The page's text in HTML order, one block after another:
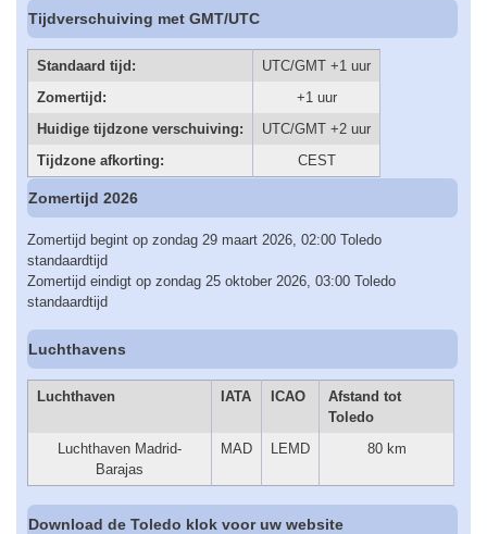
Tijdverschuiving met GMT/UTC
Standaard tijd:
UTC/GMT +1 uur
Zomertijd:
+1 uur
Huidige tijdzone verschuiving:
UTC/GMT +2 uur
Tijdzone afkorting:
CEST
Zomertijd 2026
Zomertijd begint op zondag 29 maart 2026, 02:00 Toledo
standaardtijd
Zomertijd eindigt op zondag 25 oktober 2026, 03:00 Toledo
standaardtijd
Luchthavens
Luchthaven IATA ICAO
Afstand tot
Toledo
Luchthaven Madrid-
Barajas
MAD LEMD 80 km
Download de Toledo klok voor uw website